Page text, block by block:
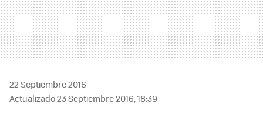
22 Septiembre 2016
Actualizado 23 Septiembre 2016, 18:39